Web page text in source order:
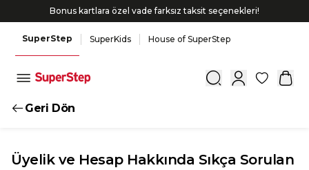
Bonus kartlara özel vade farksız taksit seçenekleri!
SuperStep SuperKids House of SuperStep
0
Geri Dön
Üyelik ve Hesap Hakkında Sıkça Sorulan